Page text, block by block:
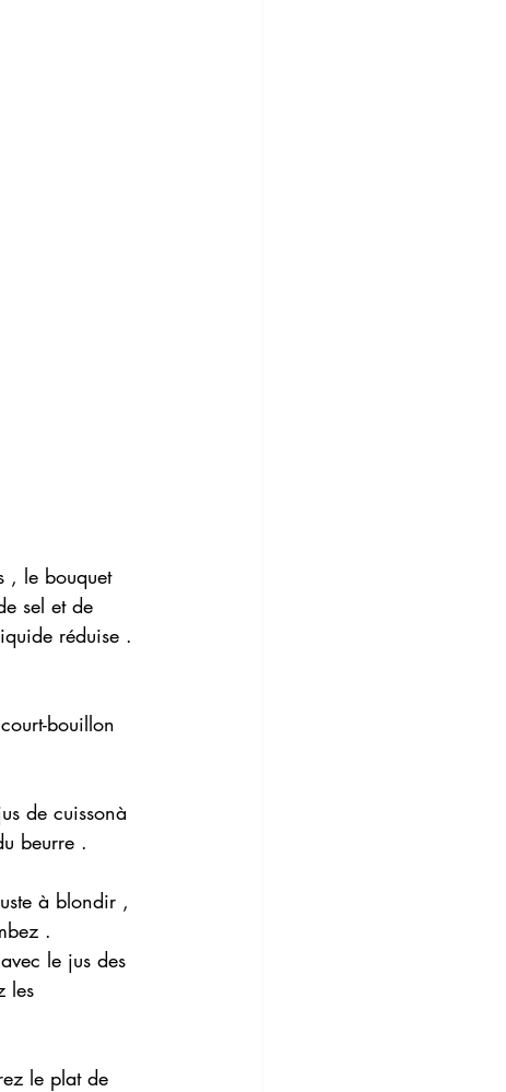
, le bouquet
sel et de
réduise .
bouillon
jus de cuissonà
beurre .
à blondir ,
.
le jus des
les
le plat de